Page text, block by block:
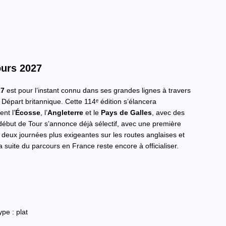
2027
est pour l’instant connu dans ses grandes lignes à travers
britannique. Cette 114ᵉ édition s’élancera
l’Écosse , l’Angleterre et le Pays de Galles , avec des
de Tour s’annonce déjà sélectif, avec une première
journées plus exigeantes sur les routes anglaises et
du parcours en France reste encore à officialiser.
: plat